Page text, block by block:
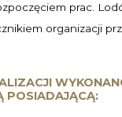
prac.
organizacji
POSIADAJĄCĄ: